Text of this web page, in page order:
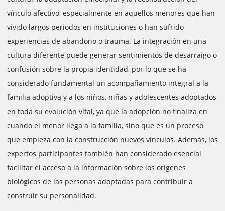
vínculo afectivo, especialmente en aquellos menores que han
vivido largos periodos en instituciones o han sufrido
experiencias de abandono o trauma. La integración en una
cultura diferente puede generar sentimientos de desarraigo o
confusión sobre la propia identidad, por lo que se ha
considerado fundamental un acompañamiento integral a la
familia adoptiva y a los niños, niñas y adolescentes adoptados
en toda su evolución vital, ya que la adopción no finaliza en
cuando el menor llega a la familia, sino que es un proceso
que empieza con la construcción nuevos vínculos. Además, los
expertos participantes también han considerado esencial
facilitar el acceso a la información sobre los orígenes
biológicos de las personas adoptadas para contribuir a
construir su personalidad.